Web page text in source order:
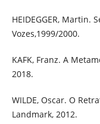
HEIDEGGER, Martin.
Vozes,1999/2000.
KAFK, Franz. A
2018.
WILDE, Oscar. O
Landmark, 2012.